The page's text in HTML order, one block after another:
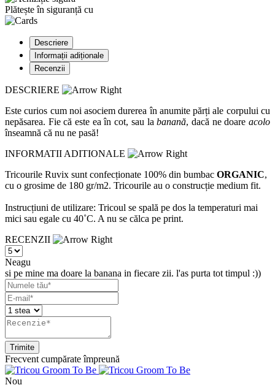
Plătește în siguranță cu
Descriere
Informații adiționale
Recenzii
DESCRIERE
Este curios cum noi asociem durerea în anumite părți ale corpului cu
nepăsarea. Fie că este ea în cot, sau labanană, dacă ne doareacolo
înseamnă că nu ne pasă!
INFORMATII ADITIONALE
Tricourile Ruvix sunt confecționate 100% din bumbac ORGANIC,
cu o grosime de 180 gr/m2. Tricourile au o construcție medium fit.
Instrucțiuni de utilizare: Tricoul se spală pe dos la temperaturi mai
mici sau egale cu 40˚C. A nu se călca pe print.
RECENZII
Neagu
si pe mine ma doare la banana in fiecare zii. l'as purta tot timpul :))
Trimite
Frecvent cumpărate împreună
Nou